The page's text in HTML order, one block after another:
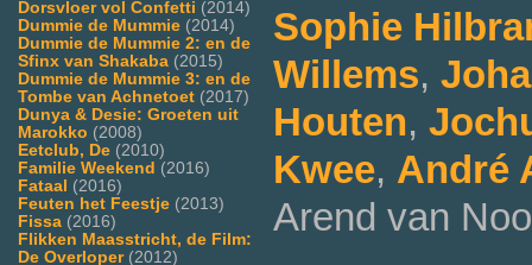
Dorsvloer vol Confetti (2014)
Dummie de Mummie (2014)
Dummie de Mummie 2: en de
Sfinx van Shakaba (2015)
Dummie de Mummie 3: en de
Tombe van Achnetoet (2017)
Dunya & Desie: Groeten uit
Marokko (2008)
Eetclub, De (2010)
Familie Weekend (2016)
Fataal (2016)
Feuten het Feestje (2013)
Fissa (2016)
Flikken Maasstricht, de Film:
De Overloper(2012)
Sophie
Willems,
Houten,
Kwee, André
Arend van